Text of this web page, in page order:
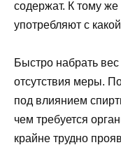
содержат. К тому же
употребляют с
Быстро набрать
отсутствия меры.
под влиянием
чем требуется
крайне трудно